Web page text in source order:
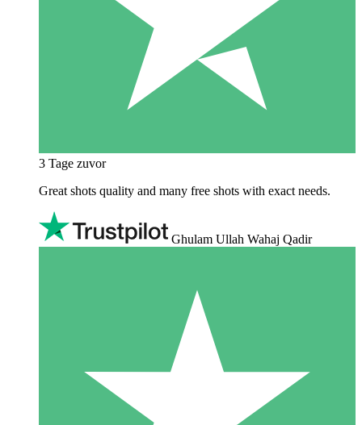
3 Tage zuvor
Great shots quality and many free shots with exact needs.
Ghulam Ullah Wahaj Qadir